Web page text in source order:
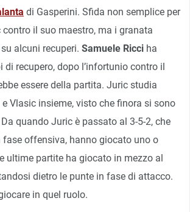
di Gasperini. Sfida non semplice per
contro il suo maestro, ma i granata
alcuni recuperi. Samuele Ricci ha
di recupero, dopo l’infortunio contro il
essere della partita. Juric studia
Vlasic insieme, visto che finora si sono
quando Juric è passato al 3-5-2, che
fase offensiva, hanno giocato uno o
ultime partite ha giocato in mezzo al
dietro le punte in fase di attacco.
in quel ruolo.